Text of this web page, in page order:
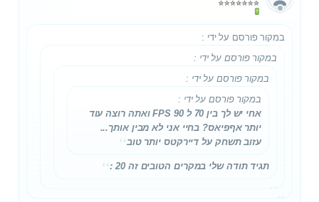
במקור פורסם על ידי :
במקור פורסם על ידי :
במקור פורסם על ידי :
במקור פורסם על ידי :
אחי יש לך בין 70 ל 90 FPS ואתה רוצה עוד
יותר אףפיאס? בחיי אני לא מבין אותך...
עזוב תשחק על דיירקטס יותר טוב
תגיד תודה שלי במקרים הטובים זה 20 :